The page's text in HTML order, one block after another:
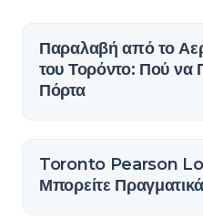
Παραλαβή από το
του Τορόντο: Πού να
Πόρτα
Toronto Pearson
Μπορείτε